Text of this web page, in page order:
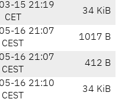
15 21:19
CET
34 KiB
16 21:07
CEST
1017 B
16 21:07
CEST
412 B
16 21:10
CEST
34 KiB